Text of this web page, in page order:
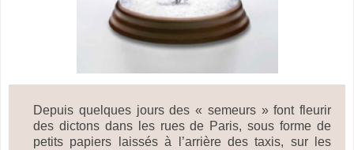
Depuis quelques jours des « semeurs » font fleurir
des dictons dans les rues de Paris, sous forme de
petits papiers laissés à l’arrière des taxis, sur les